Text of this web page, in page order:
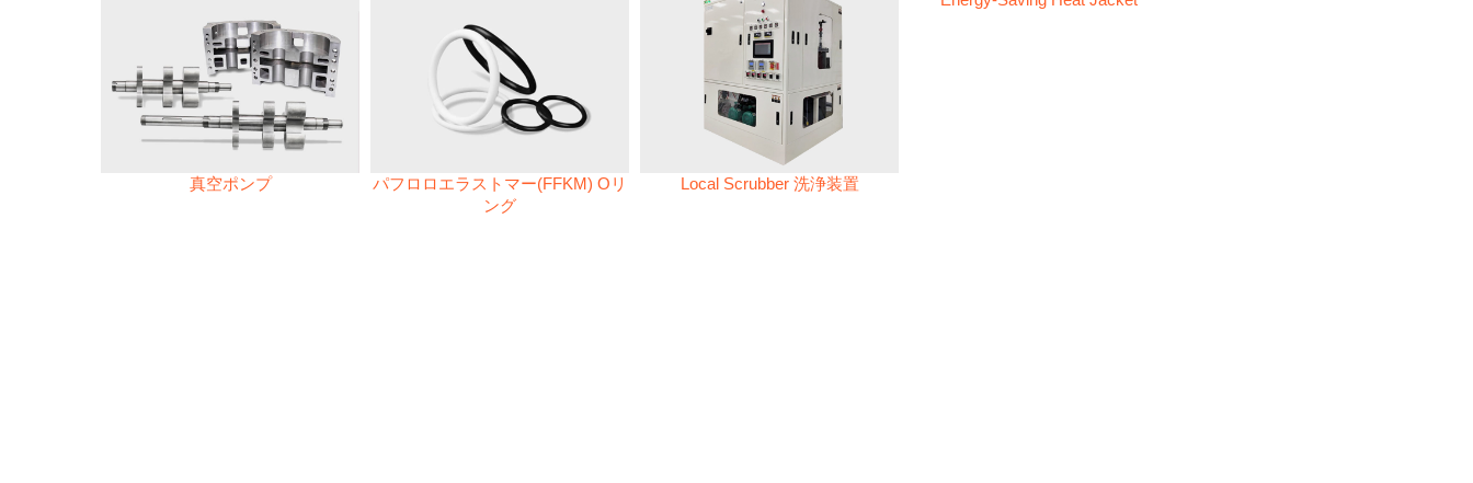
真空ポンプ
パフロロエラストマー(FFKM) Oリ
ング
Local Scrubber 洗浄装置